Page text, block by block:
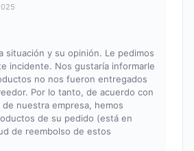
situación y su opinión. Le pedimos
incidente. Nos gustaría informarle
no nos fueron entregados
Por lo tanto, de acuerdo con
nuestra empresa, hemos
de su pedido (está en
de reembolso de estos